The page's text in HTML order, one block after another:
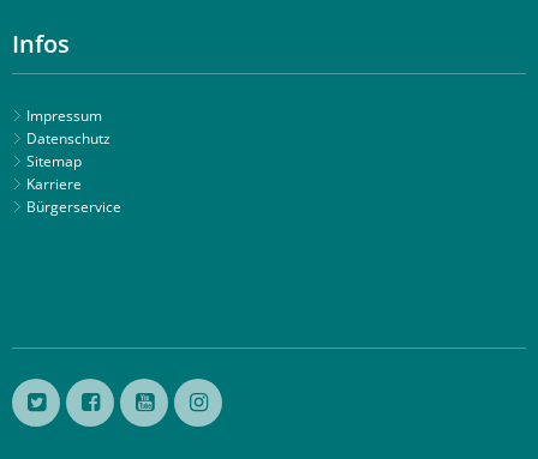
Infos
Impressum
Datenschutz
Sitemap
Karriere
Bürgerservice